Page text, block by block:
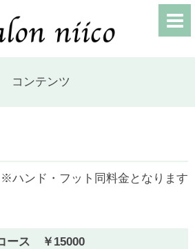
コンテンツ
※ハンド・フット同料金となります
ース ￥15000